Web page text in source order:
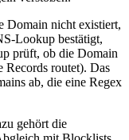
Domain nicht existiert,
bestätigt,
prüft, ob die Domain
Records routet). Das
ab, die eine Regex
gehört die